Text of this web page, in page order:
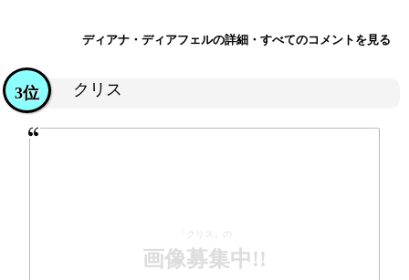
ディアナ・ディアフェルの詳細・すべてのコメントを見る
クリス
3位
「クリス」の
画像募集中!!